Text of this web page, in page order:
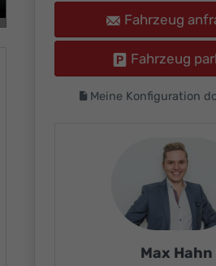
Fahrzeug
Fahrzeug
Meine Konfiguration
Max Hahn